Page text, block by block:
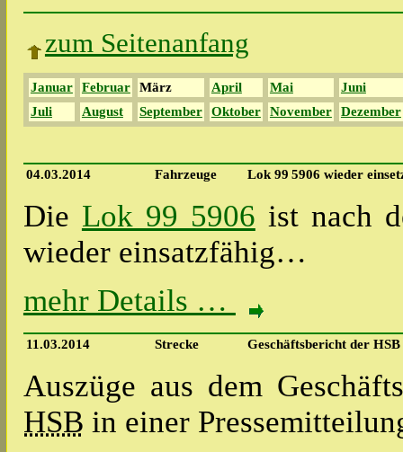
zum Seitenanfang
Januar Februar März April Mai
Juni
Juli
August September Oktober November Dezember
04.03.2014 Fahrzeuge Lok 99 5906 wieder
Die Lok 99 5906 ist nach
wieder einsatzfähig…
mehr Details …
11.03.2014 Strecke Geschäftsbericht der
Auszüge aus dem
HSB in einer